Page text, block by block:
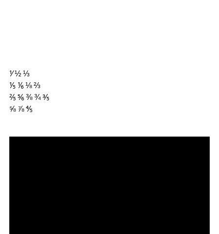
⅟ ½ ⅓
⅕ ⅙ ⅛ ⅔
⅖ ⅚ ⅜ ¾ ⅗
⅝ ⅞ ⅘